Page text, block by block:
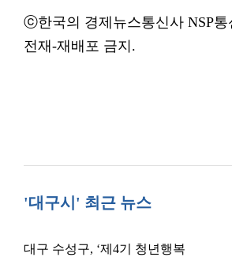
ⓒ한국의 경제뉴스통신사 NSP통
전재-재배포 금지.
'대구시' 최근 뉴스
대구 수성구, ‘제4기 청년행복